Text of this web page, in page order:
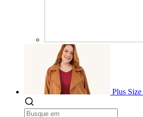
Plus Size